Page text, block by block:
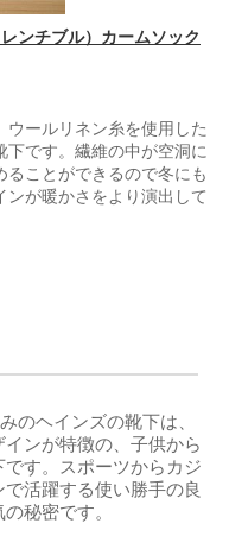
ンチブル）カームソック
ールリネン糸を使用した
下です。繊維の中が空洞に
ことができるので冬にも
が暖かさをより演出して
のヘインズの靴下は、
ンが特徴の、子供から
す。スポーツからカジ
活躍する使い勝手の良
秘密です。